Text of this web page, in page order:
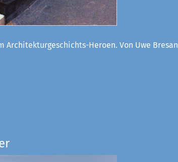
Architekturgeschichts-Heroen. Von Uwe Bresan